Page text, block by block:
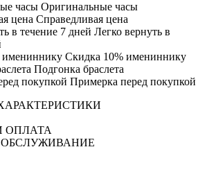
Оригинальные часы
Справедливая цена
Легко вернуть в
Скидка 10% имениннику
Подгонка браслета
Примерка перед покупкой
ОПЛАТА